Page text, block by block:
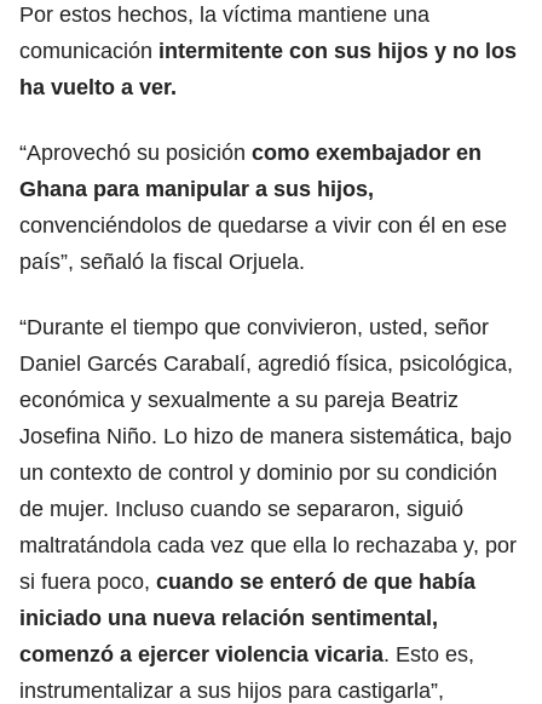
Por estos hechos, la víctima mantiene una
comunicación intermitente con sus hijos y no los
ha vuelto a ver.
“Aprovechó su posición como exembajador en
Ghana para manipular a sus hijos,
convenciéndolos de quedarse a vivir con él en ese
país”, señaló la fiscal Orjuela.
“Durante el tiempo que convivieron, usted, señor
Daniel Garcés Carabalí, agredió física, psicológica,
económica y sexualmente a su pareja Beatriz
Josefina Niño. Lo hizo de manera sistemática, bajo
un contexto de control y dominio por su condición
de mujer. Incluso cuando se separaron, siguió
maltratándola cada vez que ella lo rechazaba y, por
si fuera poco, cuando se enteró de que había
iniciado una nueva relación sentimental,
comenzó a ejercer violencia vicaria. Esto es,
instrumentalizar a sus hijos para castigarla”,